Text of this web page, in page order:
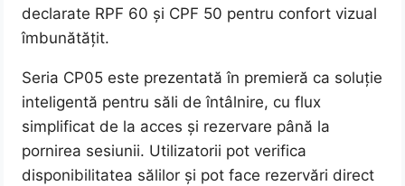
declarate RPF 60 și CPF 50 pentru confort vizual
îmbunătățit.
Seria CP05 este prezentată în premieră ca soluție
inteligentă pentru săli de întâlnire, cu flux
simplificat de la acces și rezervare până la
pornirea sesiunii. Utilizatorii pot verifica
disponibilitatea sălilor și pot face rezervări direct